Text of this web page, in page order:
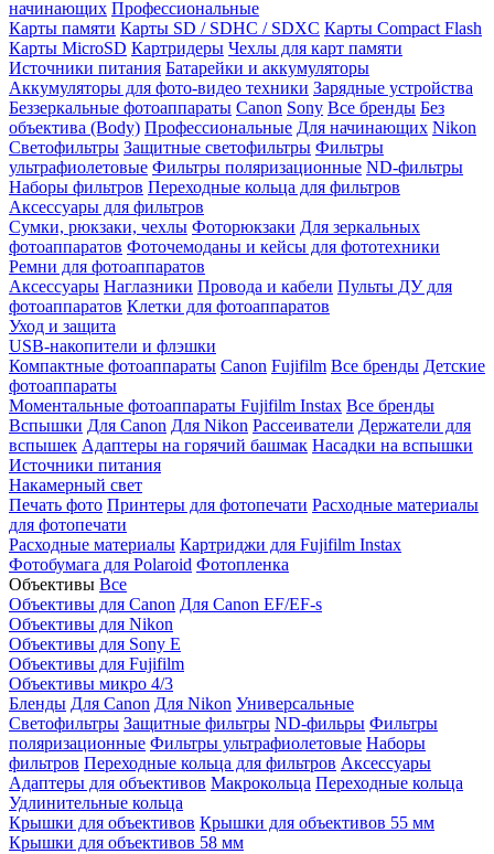
начинающих Профессиональные
Карты памяти Карты SD / SDHC / SDXC Карты Compact Flash
Карты MicroSD Картридеры Чехлы для карт памяти
Источники питания Батарейки и аккумуляторы
Аккумуляторы для фото-видео техники Зарядные устройства
Беззеркальные фотоаппараты Canon Sony Все бренды Без
объектива (Body) Профессиональные Для начинающих Nikon
Светофильтры Защитные светофильтры Фильтры
ультрафиолетовые Фильтры поляризационные ND-фильтры
Наборы фильтров Переходные кольца для фильтров
Аксессуары для фильтров
Сумки, рюкзаки, чехлы Фоторюкзаки Для зеркальных
фотоаппаратов Фоточемоданы и кейсы для фототехники
Ремни для фотоаппаратов
Аксессуары Наглазники Провода и кабели Пульты ДУ для
фотоаппаратов Клетки для фотоаппаратов
Уход и защита
USB-накопители и флэшки
Компактные фотоаппараты Canon Fujifilm Все бренды Детские
фотоаппараты
Моментальные фотоаппараты Fujifilm Instax Все бренды
Вспышки Для Canon Для Nikon Рассеиватели Держатели для
вспышек Адаптеры на горячий башмак Насадки на вспышки
Источники питания
Накамерный свет
Печать фото Принтеры для фотопечати Расходные материалы
для фотопечати
Расходные материалы Картриджи для Fujifilm Instax
Фотобумага для Polaroid Фотопленка
Объективы Все
Объективы для Canon Для Canon EF/EF-s
Объективы для Nikon
Объективы для Sony E
Объективы для Fujifilm
Объективы микро 4/3
Бленды Для Canon Для Nikon Универсальные
Светофильтры Защитные фильтры ND-фильры Фильтры
поляризационные Фильтры ультрафиолетовые Наборы
фильтров Переходные кольца для фильтров Аксессуары
Адаптеры для объективов Макрокольца Переходные кольца
Удлинительные кольца
Крышки для объективов Крышки для объективов 55 мм
Крышки для объективов 58 мм